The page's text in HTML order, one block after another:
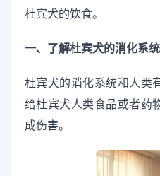
杜宾犬的饮食。
一、了解杜宾犬的消化系统
杜宾犬的消化系统和人类
给杜宾犬人类食品或者药
成伤害。